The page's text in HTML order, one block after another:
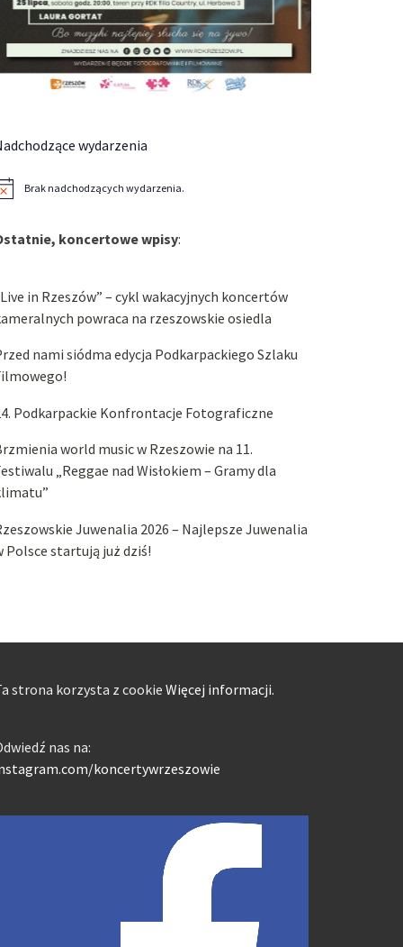
wydarzenia
Powiadomienie
Brak nadchodzących wydarzenia.
koncertowe wpisy:
in Rzeszów” – cykl wakacyjnych koncertów
powraca na rzeszowskie osiedla
nami siódma edycja Podkarpackiego Szlaku
Podkarpackie Konfrontacje Fotograficzne
world music w Rzeszowie na 11.
„Reggae nad Wisłokiem – Gramy dla
Juwenalia 2026 – Najlepsze Juwenalia
Polsce startują już dziś!
strona korzysta z cookie Więcej informacji.
nas na:
koncertywrzeszowie